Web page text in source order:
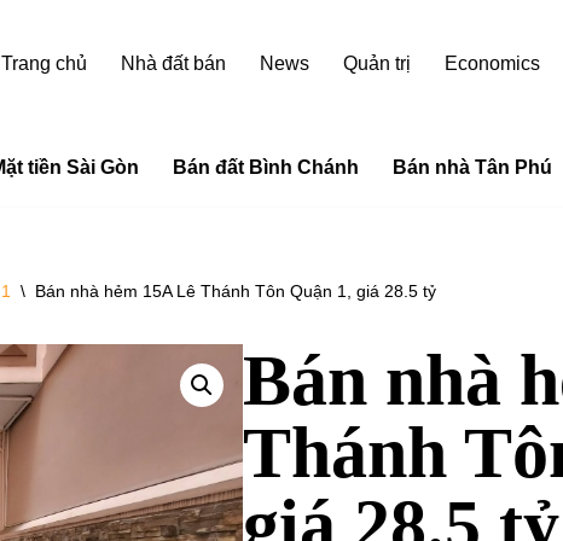
Trang chủ Nhà đất bán News Quản trị Economics
tiền Sài Gòn Bán đất Bình Chánh Bán nhà Tân Phú
\ Bán nhà hẻm 15A Lê Thánh Tôn Quận 1, giá 28.5 tỷ
Bán nhà
Thánh